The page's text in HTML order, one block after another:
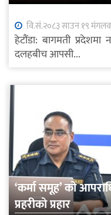
वि.सं.२०८३ साउन १९
हेटौंडा: बागमती
दलहबीच आपसी...
‘कर्मा समूह’ को
प्रहरीको प्रहार